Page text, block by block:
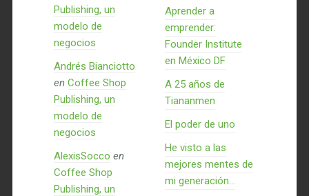
Publishing, un
modelo de
negocios
Andrés Bianciotto
en Coffee Shop
Publishing, un
modelo de
negocios
AlexisSocco en
Coffee Shop
Publishing, un
Aprender a
emprender:
Founder Institute
en México DF
A 25 años de
Tiananmen
El poder de uno
He visto a las
mejores mentes de
mi generación…